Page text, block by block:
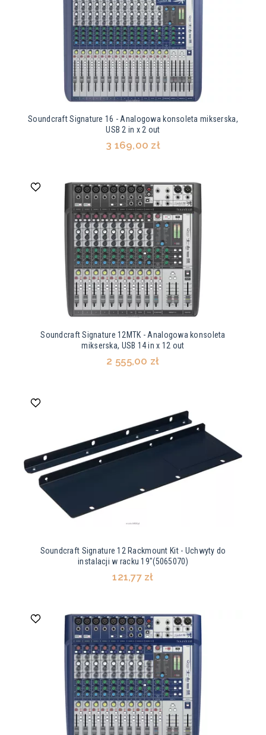
Soundcraft Signature 16 - Analogowa konsoleta mikserska,
USB 2 in x 2 out
3 169,00 zł
Soundcraft Signature 12MTK - Analogowa konsoleta
mikserska, USB 14 in x 12 out
2 555,00 zł
Soundcraft Signature 12 Rackmount Kit - Uchwyty do
instalacji w racku 19"(5065070)
121,77 zł